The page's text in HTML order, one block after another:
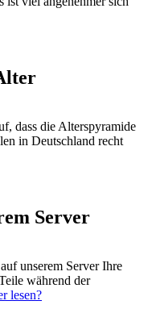
dass die Alterspyramide
in Deutschland recht
Server
unserem Server Ihre
während der
lesen?